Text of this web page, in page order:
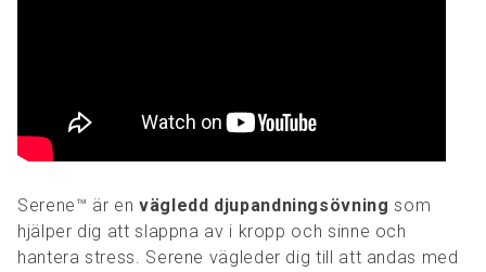
​​Serene™ är en vägledd djupandningsövning som
hjälper dig att slappna av i kropp och sinne och
hantera stress. Serene vägleder dig till att andas med